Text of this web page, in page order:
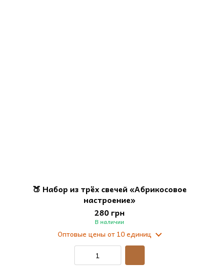
🍑 Набор из трёх свечей «Абрикосовое
настроение»
280 грн
В наличии
Оптовые цены от 10 единиц